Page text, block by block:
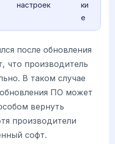
настроек
ки
е
после обновления
что производитель
В таком случае
ПО может
вернуть
производители
софт.